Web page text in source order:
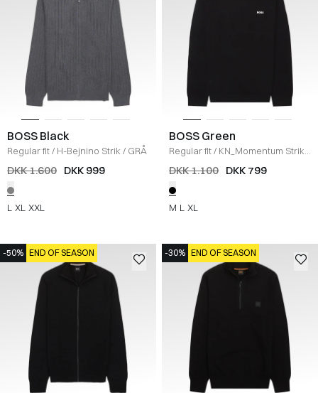
BOSS Black
Regular fit/ H-Bejnino Strik / GRÅ
DKK 1.600 DKK 999
L XL XXL
BOSS Green
Regular fit/ KN_Momentum Strik
SORT
DKK 1.100 DKK 799
M L XL
-50% END OF SEASON -30% END OF SEASON